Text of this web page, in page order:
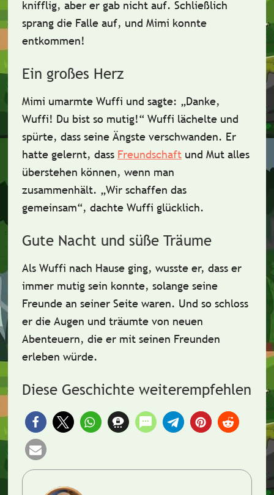
knifflig, aber er gab nicht auf. Schließlich
sprang die Falle auf, und Mimi konnte
entkommen!
Ein großes Herz
Mimi umarmte Wuffi und sagte: „Danke,
Wuffi! Du bist so mutig!“ Wuffi lächelte und
spürte, dass seine Ängste verschwanden. Er
hatte gelernt, dass Freundschaftund Mutalles
überstehen können, wenn man
zusammenhält. „Wir schaffen das
gemeinsam“, dachte Wuffi glücklich.
Gute Nacht und süße Träume
Als Wuffi nach Hause ging, wusste er, dass er
immer mutig sein konnte, solange seine
Freunde an seiner Seite waren. Und so schloss
er die Augen und träumte von neuen
Abenteuern, die er mit seinen Freunden
erleben würde.
Diese Geschichte weiterempfehlen